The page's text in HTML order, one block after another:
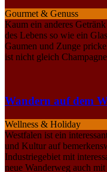
Gourmet & Genuss
Kaum ein anderes
des Lebens so wie ein
Gaumen und Zunge
ist nicht gleich
Wandern auf dem
Wellness & Holiday
Westfalen ist ein
und Kultur auf
Industriegebiet mit
neue Wanderweg auch